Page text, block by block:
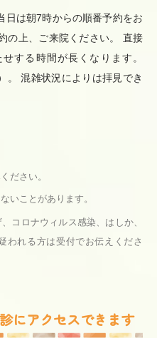
日は朝7時からの順番予約をお
の上、ご来院ください。 直接
する時間が長くなります。
。 混雑状況によりは拝見でき
ださい。
いことがあります。
、コロナウィルス感染、はしか、
われる方は受付でお伝えくださ
にアクセスできます